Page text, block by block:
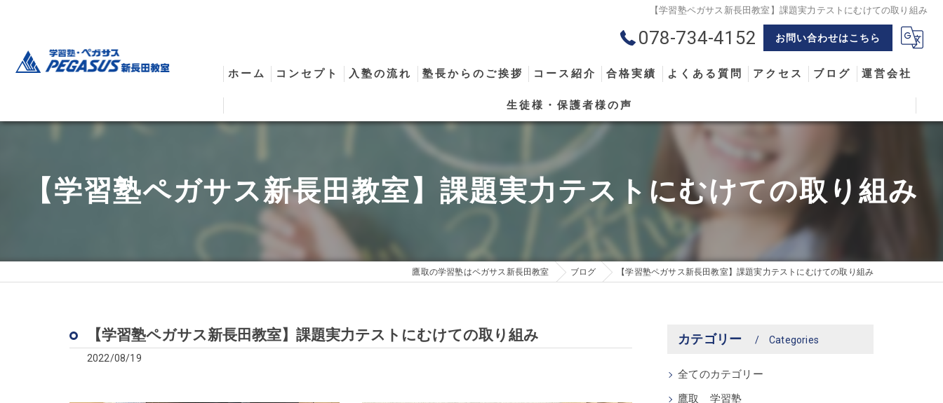
【学習塾ペガサス新長田教室】課題実力テストにむけての取り組み
078-734-4152 お問い合わせはこちら
ホーム コンセプト
安全メール
入塾の流れ 塾長からのご挨拶 コース紹介 合格実績 よくある質問 アクセス ブログ 運営会社
生徒様・保護者様の声
【学習塾ペガサス新長田教室】課題実力テストにむけての取り組み
鷹取の学習塾はペガサス新長田教室 ブログ 【学習塾ペガサス新長田教室】課題実力テストにむけての取り組み
【学習塾ペガサス新長田教室】課題実力テストにむけての取り組み
2022/08/19
カテゴリー Categories
全てのカテゴリー
鷹取 学習塾